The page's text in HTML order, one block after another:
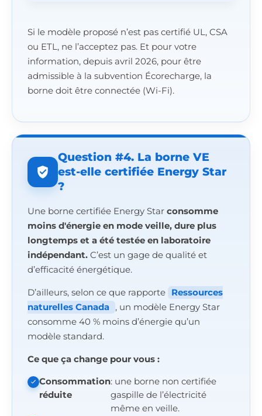
Si le modèle proposé n’est pas certifié UL, CSA
ou ETL, ne l’acceptez pas. Et pour votre
information, depuis avril 2026, pour être
admissible à la subvention Écorecharge, la
borne doit être connectée (Wi-Fi).
Question #4. La borne VE
est-elle certifiée Energy Star
?
Une borne certifiée Energy Star consomme
moins d'énergie en mode veille, dure plus
longtemps et a été testée en laboratoire
indépendant. C’est un gage de qualité et
d’efficacité énergétique.
D’ailleurs, selon ce que rapporte
Ressources
naturelles Canada
, un modèle Energy Star
consomme 40 % moins d’énergie qu’un
modèle standard.
Ce que ça change pour vous :
Consommation
réduite
: une borne non certifiée
gaspille de l’électricité
même en veille.